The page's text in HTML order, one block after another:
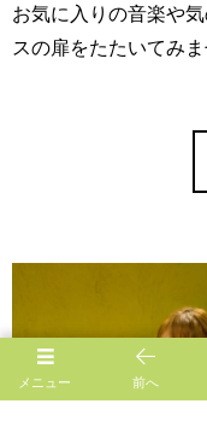
お気に入りの音楽や
スの扉をたたいてみま
メニュー 前へ